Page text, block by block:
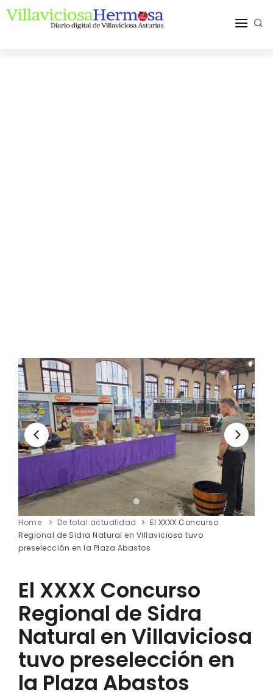
Home De total actualidad
El XXXX Concurso
Regional de Sidra Natural en Villaviciosa tuvo
preselección en la Plaza Abastos
El XXXX Concurso
Regional de Sidra
Natural en Villaviciosa
tuvo preselección en
la Plaza Abastos